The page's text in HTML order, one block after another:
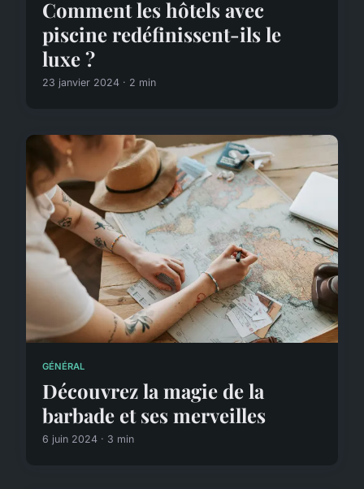
Comment les hôtels avec
piscine redéfinissent-ils le
luxe ?
23 janvier 2024 · 2 min
GÉNÉRAL
Découvrez la magie de la
barbade et ses merveilles
6 juin 2024 · 3 min